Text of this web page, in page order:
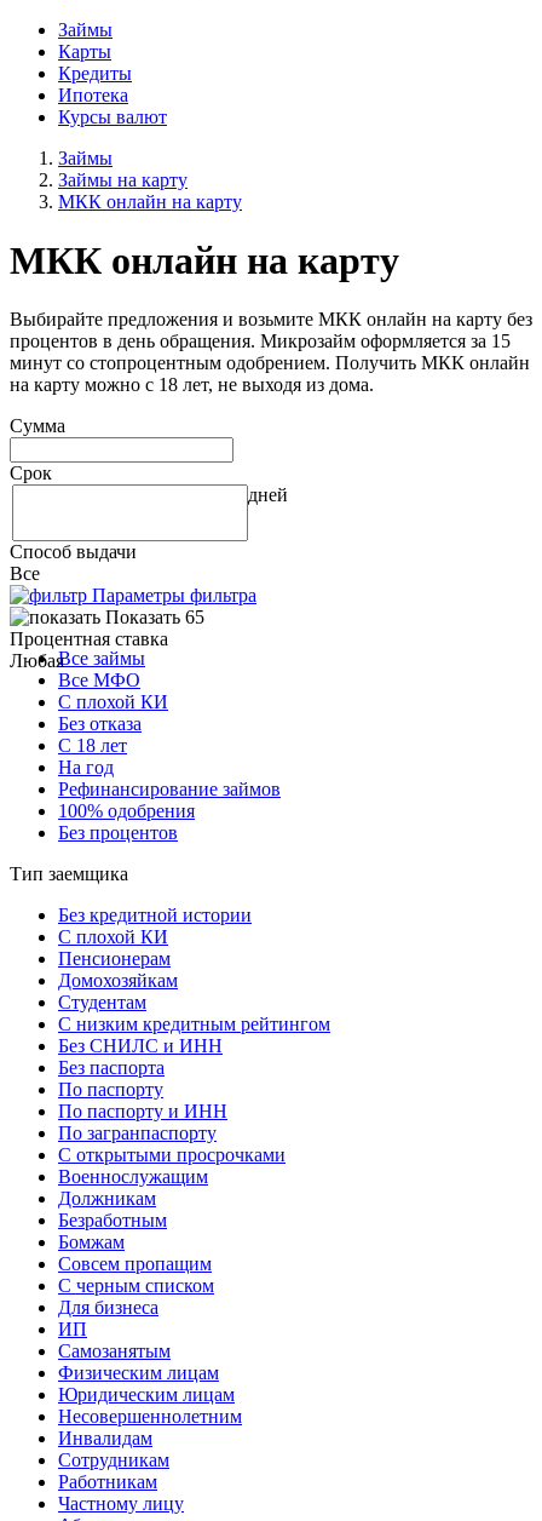
Займы
Карты
Кредиты
Ипотека
Курсы валют
Займы
Займы на карту
МКК онлайн на карту
МКК онлайн на карту
Выбирайте предложения и возьмите МКК онлайн на карту без
процентов в день обращения. Микрозайм оформляется за 15
минут со стопроцентным одобрением. Получить МКК онлайн
на карту можно с 18 лет, не выходя из дома.
Сумма
Срок
дней
Способ выдачи
Все
Параметры фильтра
Показать 65
Процентная ставка
ЛюбаяВсе займы
Все МФО
С плохой КИ
Без отказа
С 18 лет
На год
Рефинансирование займов
100% одобрения
Без процентов
Тип заемщика
Без кредитной истории
С плохой КИ
Пенсионерам
Домохозяйкам
Студентам
С низким кредитным рейтингом
Без СНИЛС и ИНН
Без паспорта
По паспорту
По паспорту и ИНН
По загранпаспорту
С открытыми просрочками
Военнослужащим
Должникам
Безработным
Бомжам
Совсем пропащим
С черным списком
Для бизнеса
ИП
Самозанятым
Физическим лицам
Юридическим лицам
Несовершеннолетним
Инвалидам
Сотрудникам
Работникам
Частному лицу